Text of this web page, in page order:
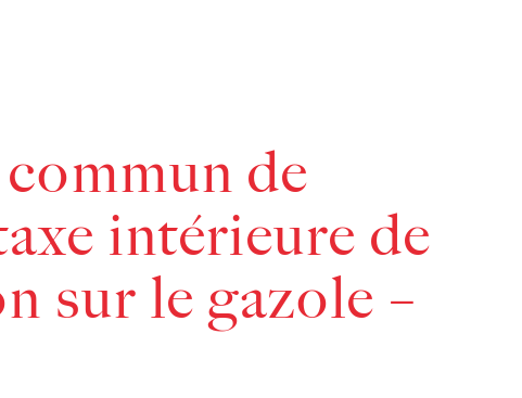
de
intérieure de
sur le gazole –